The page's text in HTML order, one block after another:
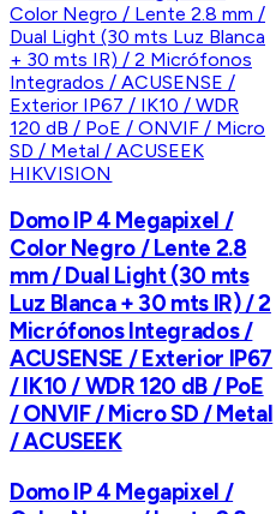
HIKVISION
Domo IP 4 Megapixel /
Color Negro / Lente 2.8
mm / Dual Light (30 mts
Luz Blanca + 30 mts IR) / 2
Micrófonos Integrados /
ACUSENSE / Exterior IP67
/ IK10 / WDR 120 dB / PoE
/ ONVIF / Micro SD / Metal
/ ACUSEEK
Domo IP 4 Megapixel /